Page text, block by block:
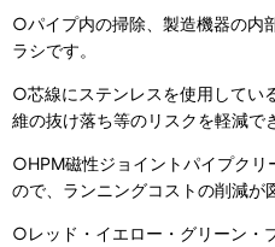
○パイプ内の掃除、製造機器の内
ラシです。
○芯線にステンレスを使用してい
維の抜け落ち等のリスクを軽減で
○HPM磁性ジョイントパイプクリ
ので、ランニングコストの削減が
○レッド・イエロー・グリーン・